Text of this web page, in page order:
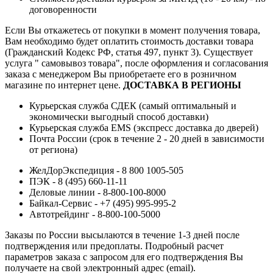
договоренности
Если Вы откажетесь от покупки в момент получения товара,
Вам необходимо будет оплатить стоимость доставки товара
(Гражданский Кодекс РФ, статья 497, пункт 3). Существует
услуга " самовывоз товара", после оформления и согласования
заказа с менеджером Вы приобретаете его в розничном
магазине по интернет цене. ДОСТАВКА В РЕГИОНЫ
Курьерская служба СДЕК (самый оптимальный и
экономически выгодный способ доставки)
Курьерская служба EMS (экспресс доставка до дверей)
Почта России (срок в течение 2 - 20 дней в зависимости
от региона)
ЖелДорЭкспедиция - 8 800 1005-505
ПЭК - 8 (495) 660-11-11
Деловые линии - 8-800-100-8000
Байкал-Сервис - +7 (495) 995-995-2
Автотрейдинг - 8-800-100-5000
Заказы по России высылаются в течение 1-3 дней после
подтверждения или предоплаты. Подробный расчет
параметров заказа с запросом для его подтверждения Вы
получаете на свой электронный адрес (email).